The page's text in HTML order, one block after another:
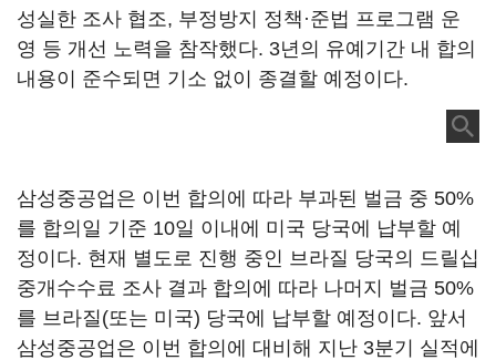
성실한 조사 협조, 부정방지 정책·준법 프로그램 운
영 등 개선 노력을 참작했다. 3년의 유예기간 내 합의
내용이 준수되면 기소 없이 종결할 예정이다.
삼성중공업은 이번 합의에 따라 부과된 벌금 중 50%
를 합의일 기준 10일 이내에 미국 당국에 납부할 예
정이다. 현재 별도로 진행 중인 브라질 당국의 드릴십
중개수수료 조사 결과 합의에 따라 나머지 벌금 50%
를 브라질(또는 미국) 당국에 납부할 예정이다. 앞서
삼성중공업은 이번 합의에 대비해 지난 3분기 실적에